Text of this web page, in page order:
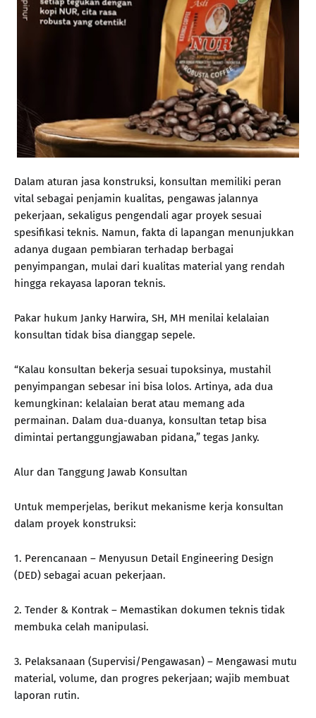
Dalam aturan jasa konstruksi, konsultan memiliki peran
vital sebagai penjamin kualitas, pengawas jalannya
pekerjaan, sekaligus pengendali agar proyek sesuai
spesifikasi teknis. Namun, fakta di lapangan menunjukkan
adanya dugaan pembiaran terhadap berbagai
penyimpangan, mulai dari kualitas material yang rendah
hingga rekayasa laporan teknis.
Pakar hukum Janky Harwira, SH, MH menilai kelalaian
konsultan tidak bisa dianggap sepele.
“Kalau konsultan bekerja sesuai tupoksinya, mustahil
penyimpangan sebesar ini bisa lolos. Artinya, ada dua
kemungkinan: kelalaian berat atau memang ada
permainan. Dalam dua-duanya, konsultan tetap bisa
dimintai pertanggungjawaban pidana,” tegas Janky.
Alur dan Tanggung Jawab Konsultan
Untuk memperjelas, berikut mekanisme kerja konsultan
dalam proyek konstruksi:
1. Perencanaan – Menyusun Detail Engineering Design
(DED) sebagai acuan pekerjaan.
2. Tender & Kontrak – Memastikan dokumen teknis tidak
membuka celah manipulasi.
3. Pelaksanaan (Supervisi/Pengawasan) – Mengawasi mutu
material, volume, dan progres pekerjaan; wajib membuat
laporan rutin.